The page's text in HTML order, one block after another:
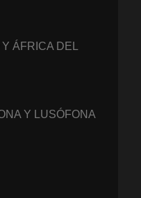
ÁFRICA DEL
Y LUSÓFONA